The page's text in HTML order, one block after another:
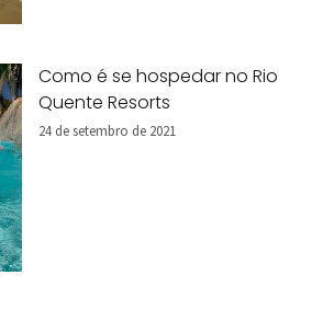
Como é se hospedar no Rio
Quente Resorts
24 de setembro de 2021